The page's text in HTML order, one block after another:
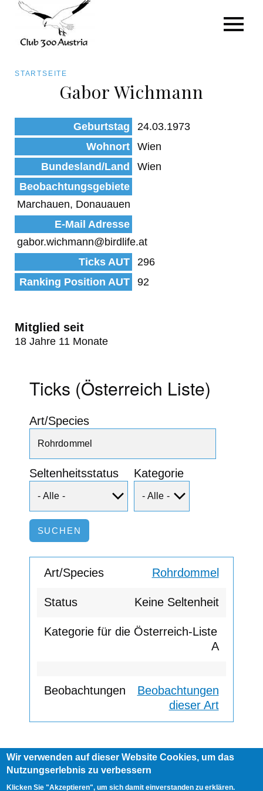
zum
Inhalt
Pfadnavigation
STARTSEITE
Gabor Wichmann
Geburtstag
24.03.1973
Wohnort
Wien
Bundesland/Land
Wien
Beobachtungsgebiete
Marchauen, Donauauen
E-Mail Adresse
gabor.wichmann@birdlife.at
Ticks AUT
296
Ranking Position AUT
92
Mitglied seit
18 Jahre 11 Monate
Ticks (Österreich Liste)
Art/Species
Seltenheitsstatus Kategorie
Art/Species
Status
Kategorie für die Österreich-Liste
Beobachtungen
Rohrdommel
Keine Seltenheit
A
Beobachtungen
dieser Art
Footer
menu
AGB Impressum Links
User Anmelden
Wir verwenden auf dieser Website Cookies, um das
Nutzungserlebnis zu verbessern
Klicken Sie "Akzeptieren", um sich damit einverstanden zu erklären.